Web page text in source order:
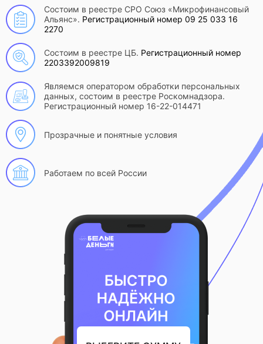
Состоим в реестре СРО Союз «Микрофинансовый
Альянс». Регистрационный номер 09 25 033 16
2270
Состоим в реестре ЦБ. Регистрационный номер
2203392009819
Являемся оператором обработки персональных
данных, состоим в реестре Роскомнадзора.
Регистрационный номер 16-22-014471
Прозрачные и понятные условия
Работаем по всей России